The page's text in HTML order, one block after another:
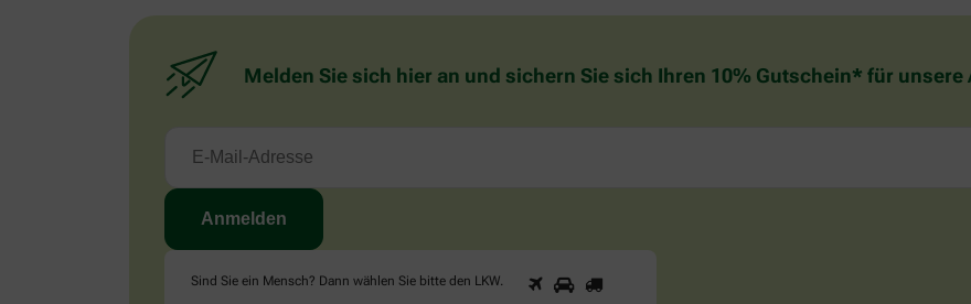
Melden Sie sich hier an und sichern Sie sich Ihren 10% Gutschein* für unsere
Sind Sie ein Mensch? Dann wählen Sie bitte den LKW.
Sind
Sie
1 2